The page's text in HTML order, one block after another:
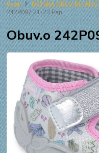
Úvod DĚTSKÁ OBUV BEFADO
242P097 21-23 Papi
Obuv.o